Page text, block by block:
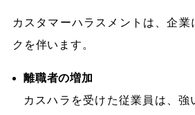
カスタマーハラスメントは、企業
クを伴います。
離職者の増加
カスハラを受けた従業員は、強